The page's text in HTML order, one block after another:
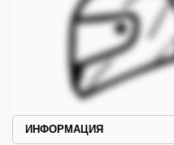
ИНФОРМАЦИЯ